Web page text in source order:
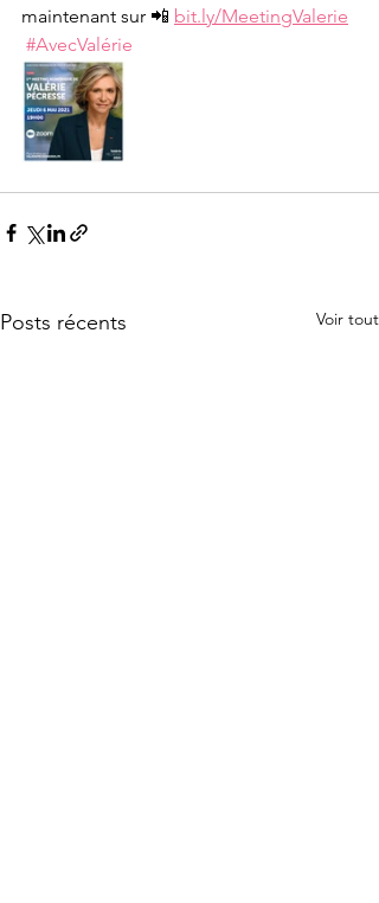
maintenant sur 📲 bit.ly/MeetingValerie
#AvecValérie
Posts récents Voir tout